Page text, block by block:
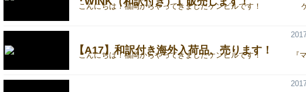
【A17】和訳付き海外入荷品、売ります！